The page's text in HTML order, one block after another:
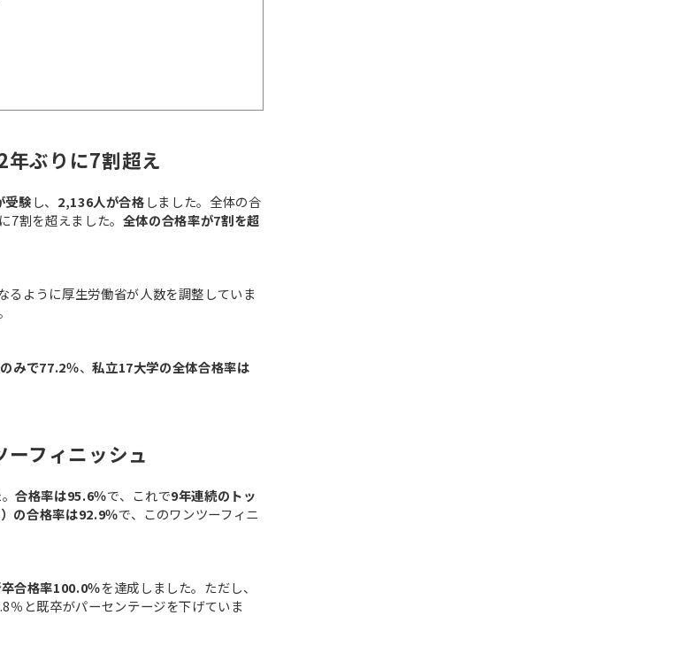
ぶりに7割超え
受験し、 2,136人が合格しました。全体の合
7割を超えました。 全体の合格率が7割を超
ように厚生労働省が人数を調整していま
みで77.2％、私立17大学の全体合格率は
フィニッシュ
合格率は95.6％で、これで9年連続のトッ
の合格率は92.9％で、このワンツーフィニ
合格率100.0％を達成しました。ただし、
％と既卒がパーセンテージを下げていま